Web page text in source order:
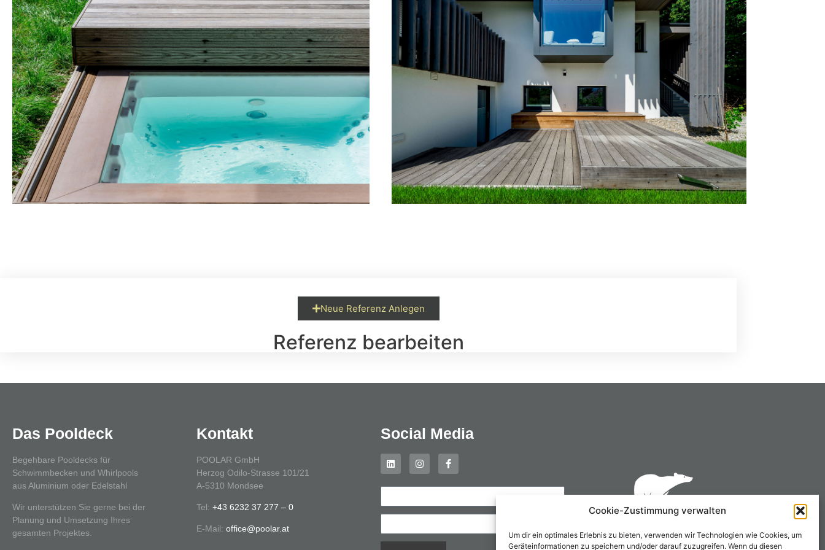
Cookie-Zustimmung verwalten
Um dir ein optimales Erlebnis zu bieten, verwenden wir Technologien wie Cookies, um
Geräteinformationen zu speichern und/oder darauf zuzugreifen. Wenn du diesen
Neue Referenz Anlegen
Referenz bearbeiten
Das Pooldeck
Begehbare Pooldecks für
Schwimmbecken und Whirlpools
aus Aluminium oder Edelstahl
Wir unterstützen Sie gerne bei der
Planung und Umsetzung Ihres
gesamten Projektes.
Kontakt
POOLAR GmbH
Herzog Odilo-Strasse 101/21
A-5310 Mondsee
Tel: +43 6232 37 277 – 0
E-Mail: office@poolar.at
Social Media